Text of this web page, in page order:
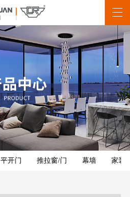
平开门 推拉窗/门 幕墙 家装